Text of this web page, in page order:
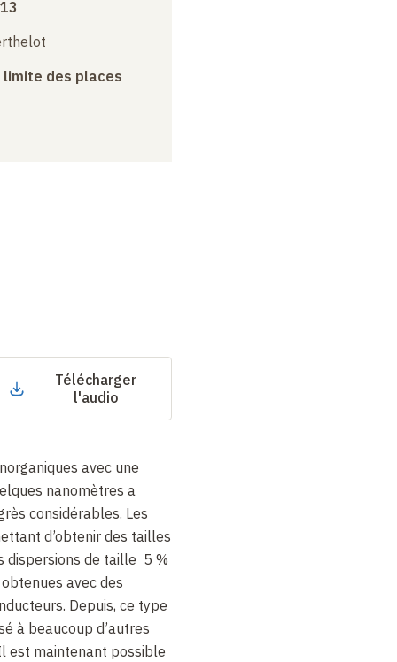
limite des places
Télécharger
l'audio
avec une
nanomètres a
considérables. Les
d’obtenir des tailles
dispersions de taille 5 %
avec des
Depuis, ce type
à beaucoup d’autres
est maintenant possible